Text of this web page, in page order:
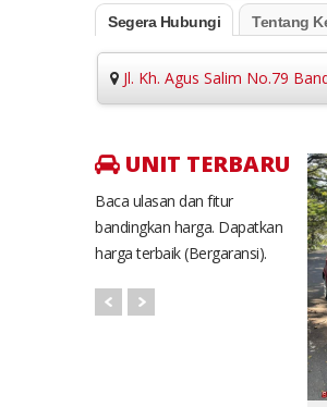
Segera Hubungi Tentang
Jl. Kh. Agus Salim No.79
UNIT TERBARU
Baca ulasan dan fitur
bandingkan harga. Dapatkan
harga terbaik (Bergaransi).